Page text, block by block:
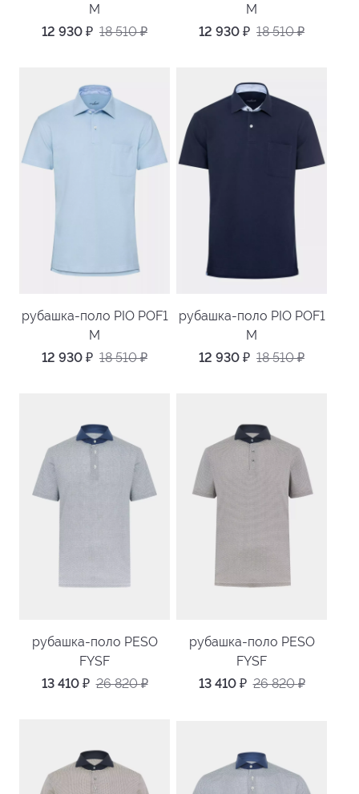
M
12 930 ₽ 18 510₽
M
12 930 ₽ 18 510₽
рубашка-поло PIO POF1
M
12 930 ₽ 18 510₽
рубашка-поло PIO POF1
M
12 930 ₽ 18 510₽
рубашка-поло PESO
FYSF
13 410 ₽ 26 820₽
рубашка-поло PESO
FYSF
13 410 ₽ 26 820₽